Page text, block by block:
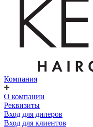
Компания
О компании
Реквизиты
Вход для дилеров
Вход для клиентов